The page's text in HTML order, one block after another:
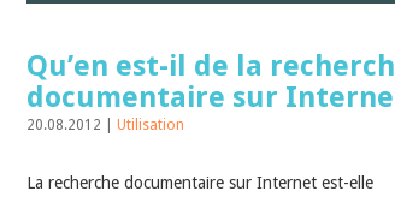
Qu’en est-il de la
documentaire sur
20.08.2012 | Utilisation
La recherche documentaire sur Internet est-elle